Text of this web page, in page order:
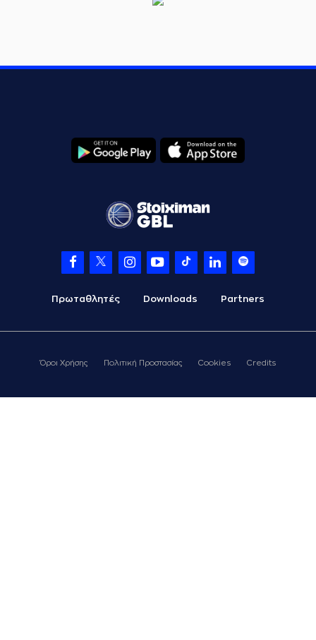
Πρωταθλητές Downloads Partners
Όροι Χρήσης Πολιτική Προστασίας Cookies Credits